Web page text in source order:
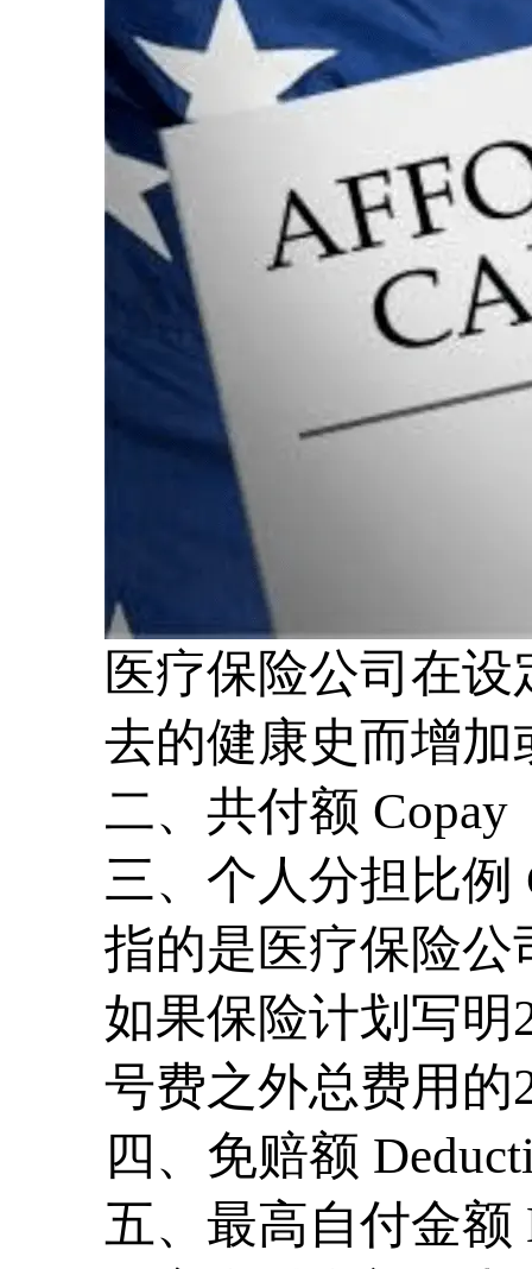
医疗保险公司在
去的健康史而增加
二、共付额 Copay
三、个人分担比例
指的是医疗保险
如果保险计划写明
号费之外总费用的
四、免赔额
五、最高自付金额